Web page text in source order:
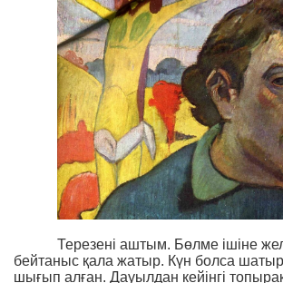
Терезені аштым. Бөлме ішіне
бейтаныс қала жатыр. Күн болса
шығып алған. Дауылдан кейінгі